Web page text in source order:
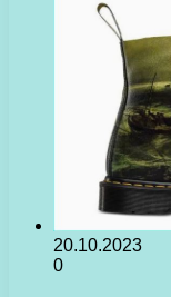
20.10.2023
0